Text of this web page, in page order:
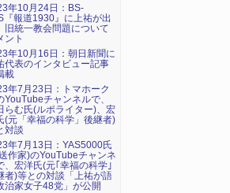
年10月24日：BS-
『報道1930』に上祐が出
旧統一教会問題について
ント
年10月16日：朝日新聞に
代表のインタビュー記事
載
年7月23日：トマホーク
YouTubeチャンネルで、
らむ氏(ルポライター)、宏
(元「幸福の科学」後継者)
対談
年7月13日：YAS5000氏
作家)のYouTubeチャンネ
、宏洋氏(元｢幸福の科学｣
者)等との対談「上祐が語
治家女子48党」が公開